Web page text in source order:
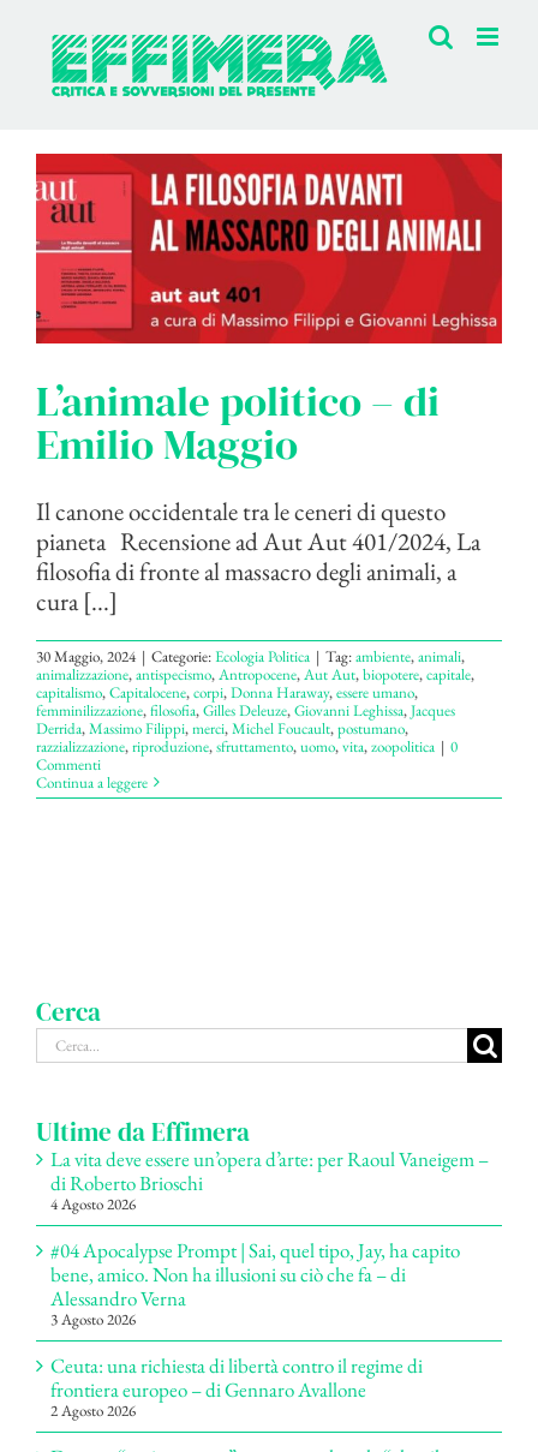
contenuto
L’animale politico – di
Emilio Maggio
Il canone occidentale tra le ceneri di questo
pianeta Recensione ad Aut Aut 401/2024, La
filosofia di fronte al massacro degli animali, a
cura [...]
30 Maggio, 2024 | Categorie:Ecologia Politica | Tag:ambiente,animali,
animalizzazione,antispecismo,Antropocene,Aut Aut,biopotere,capitale,
capitalismo,Capitalocene,corpi,Donna Haraway,essere umano,
femminilizzazione,filosofia,Gilles Deleuze,Giovanni Leghissa,Jacques
Derrida,Massimo Filippi,merci,Michel Foucault,postumano,
razzializzazione,riproduzione,sfruttamento,uomo,vita,zoopolitica | 0
Commenti
Continua a leggere
Cerca
Cerca
per:
Ultime da Effimera
La vita deve essere un’opera d’arte: per Raoul Vaneigem –
di Roberto Brioschi
4 Agosto 2026
#04 Apocalypse Prompt | Sai, quel tipo, Jay, ha capito
bene, amico. Non ha illusioni su ciò che fa – di
Alessandro Verna
3 Agosto 2026
Ceuta: una richiesta di libertà contro il regime di
frontiera europeo – di Gennaro Avallone
2 Agosto 2026